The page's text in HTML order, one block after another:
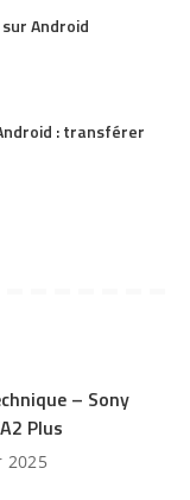
Android
: transférer
– Sony
Plus
2025